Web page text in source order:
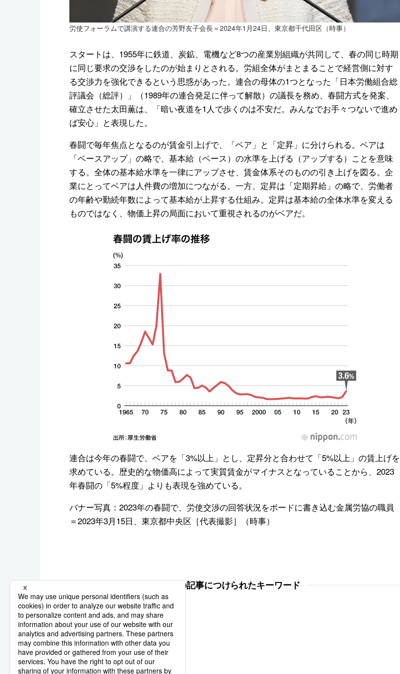
労使フォーラムで講演する連合の芳野友子会長＝2024年1月24日、東京都千代田区（時事）
スタートは、1955年に鉄道、炭鉱、電機など8つの産業別組織が共同して、春の同じ時期
に同じ要求の交渉をしたのが始まりとされる。労組全体がまとまることで経営側に対す
る交渉力を強化できるという思惑があった。連合の母体の1つとなった「日本労働組合総
評議会（総評）」（1989年の連合発足に伴って解散）の議長を務め、春闘方式を発案、
確立させた太田薫は、「暗い夜道を1人で歩くのは不安だ。みんなでお手々つないで進め
ば安心」と表現した。
春闘で毎年焦点となるのが賃金引上げで、「ベア」と「定昇」に分けられる。ベアは
「ベースアップ」の略で、基本給（ベース）の水準を上げる（アップする）ことを意味
する。全体の基本給水準を一律にアップさせ、賃金体系そのものの引き上げを図る。企
業にとってベアは人件費の増加につながる。一方、定昇は「定期昇給」の略で、労働者
の年齢や勤続年数によって基本給が上昇する仕組み。定昇は基本給の全体水準を変える
ものではなく、物価上昇の局面において重視されるのがベアだ。
連合は今年の春闘で、ベアを「3%以上」とし、定昇分と合わせて「5%以上」の賃上げを
求めている。歴史的な物価高によって実質賃金がマイナスとなっていることから、2023
年春闘の「5%程度」よりも表現を強めている。
バナー写真：2023年の春闘で、労使交渉の回答状況をボードに書き込む金属労協の職員
＝2023年3月15日、東京都中央区［代表撮影］（時事）
この記事につけられたキーワード
賃上げ 春闘 交渉